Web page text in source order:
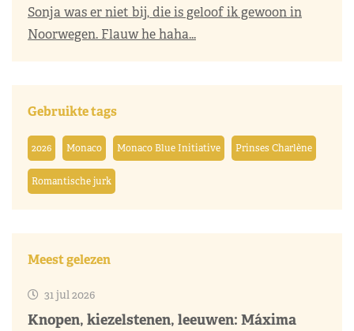
Sonja was er niet bij, die is geloof ik gewoon in
Noorwegen. Flauw he haha...
Gebruikte tags
2026 Monaco Monaco Blue Initiative Prinses Charlène
Romantische jurk
Meest gelezen
31 jul 2026
Knopen, kiezelstenen, leeuwen: Máxima